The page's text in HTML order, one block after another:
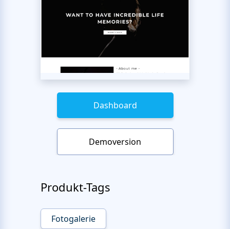
Dashboard
Demoversion
Produkt-Tags
Fotogalerie